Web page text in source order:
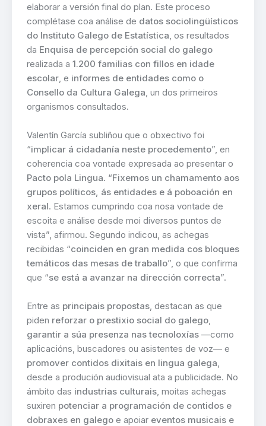
elaborar a versión final do plan. Este proceso
complétase coa análise de datos sociolingüísticos
do Instituto Galego de Estatística , os resultados
da Enquisa de percepción social do galego
realizada a 1.200 familias con fillos en idade
escolar , e informes de entidades como o
Consello da Cultura Galega , un dos primeiros
organismos consultados.
Valentín García subliñou que o obxectivo foi
“implicar á cidadanía neste procedemento”, en
coherencia coa vontade expresada ao presentar o
Pacto pola Lingua. “Fixemos un chamamento aos
grupos políticos, ás entidades e á poboación en
xeral. Estamos cumprindo coa nosa vontade de
escoita e análise desde moi diversos puntos de
vista”, afirmou. Segundo indicou, as achegas
recibidas “coinciden en gran medida cos bloques
temáticos das mesas de traballo”, o que confirma
que “se está a avanzar na dirección correcta”.
Entre as principais propostas , destacan as que
piden reforzar o prestixio social do galego
garantir a súa presenza nas tecnoloxías —como
aplicacións, buscadores ou asistentes de voz— e
promover contidos dixitais en lingua galega
desde a produción audiovisual ata a publicidade. No
ámbito das industrias culturais , moitas achegas
suxiren potenciar a programación de contidos e
dobraxes en galego e apoiar eventos musicais e